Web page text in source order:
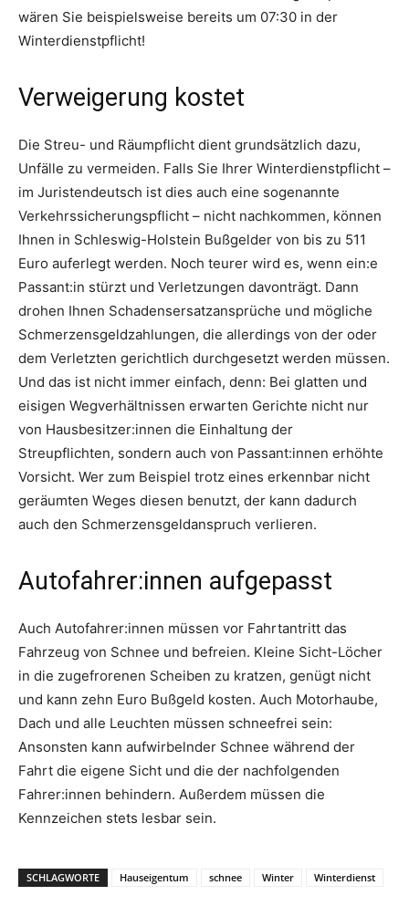
wären Sie beispielsweise bereits um 07:30 in der
Winterdienstpflicht!
Verweigerung kostet
Die Streu- und Räumpflicht dient grundsätzlich dazu,
Unfälle zu vermeiden. Falls Sie Ihrer Winterdienstpflicht –
im Juristendeutsch ist dies auch eine sogenannte
Verkehrssicherungspflicht – nicht nachkommen, können
Ihnen in Schleswig-Holstein Bußgelder von bis zu 511
Euro auferlegt werden. Noch teurer wird es, wenn ein:e
Passant:in stürzt und Verletzungen davonträgt. Dann
drohen Ihnen Schadensersatzansprüche und mögliche
Schmerzensgeldzahlungen, die allerdings von der oder
dem Verletzten gerichtlich durchgesetzt werden müssen.
Und das ist nicht immer einfach, denn: Bei glatten und
eisigen Wegverhältnissen erwarten Gerichte nicht nur
von Hausbesitzer:innen die Einhaltung der
Streupflichten, sondern auch von Passant:innen erhöhte
Vorsicht. Wer zum Beispiel trotz eines erkennbar nicht
geräumten Weges diesen benutzt, der kann dadurch
auch den Schmerzensgeldanspruch verlieren.
Autofahrer:innen aufgepasst
Auch Autofahrer:innen müssen vor Fahrtantritt das
Fahrzeug von Schnee und befreien. Kleine Sicht-Löcher
in die zugefrorenen Scheiben zu kratzen, genügt nicht
und kann zehn Euro Bußgeld kosten. Auch Motorhaube,
Dach und alle Leuchten müssen schneefrei sein:
Ansonsten kann aufwirbelnder Schnee während der
Fahrt die eigene Sicht und die der nachfolgenden
Fahrer:innen behindern. Außerdem müssen die
Kennzeichen stets lesbar sein.
SCHLAGWORTE Hauseigentum schnee Winter Winterdienst